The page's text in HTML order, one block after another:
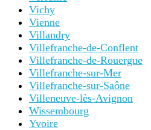
Vichy
Vienne
Villandry
Villefranche-de-Conflent
Villefranche-de-Rouergue
Villefranche-sur-Mer
Villefranche-sur-Saône
Villeneuve-lès-Avignon
Wissembourg
Yvoire